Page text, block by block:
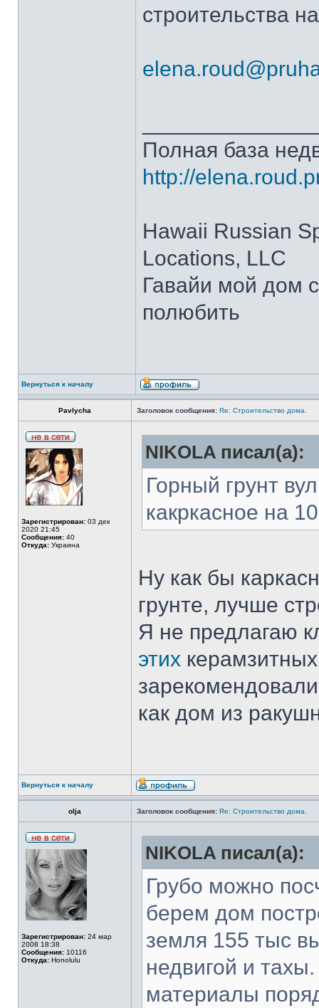
строительства
Полная база
http://
Hawaii Russian
Locations, LLC
Гавайи мой дом
полюбить
Вернуться к началу
Pavlycha Заголовок сообщения: Re: Строительство дома.
Зарегистрирован: 03 дек
2020 21:45
Сообщения: 40
Откуда: Украина
NIKOLA писал(а):
Горный грунт
какркасное на
Ну как бы
грунте, лучше
Я не предлагаю
этих
как дом из
Вернуться к началу
olja Заголовок сообщения: Re: Строительство дома.
Зарегистрирован: 24 мар
2008 18:38
Сообщения: 10116
Откуда: Honolulu
NIKOLA писал(а):
Грубо можно
берем дом
земля 155 тыс
недвигой и
материалы